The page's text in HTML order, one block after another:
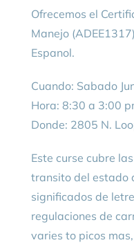
Ofrecemos el
Manejo
Espanol.
Cuando: Sabado
Hora: 8:30 a 3:00
Donde: 2805 N.
Este curse cubre
transito del estado
significados de
regulaciones de
varies to picos